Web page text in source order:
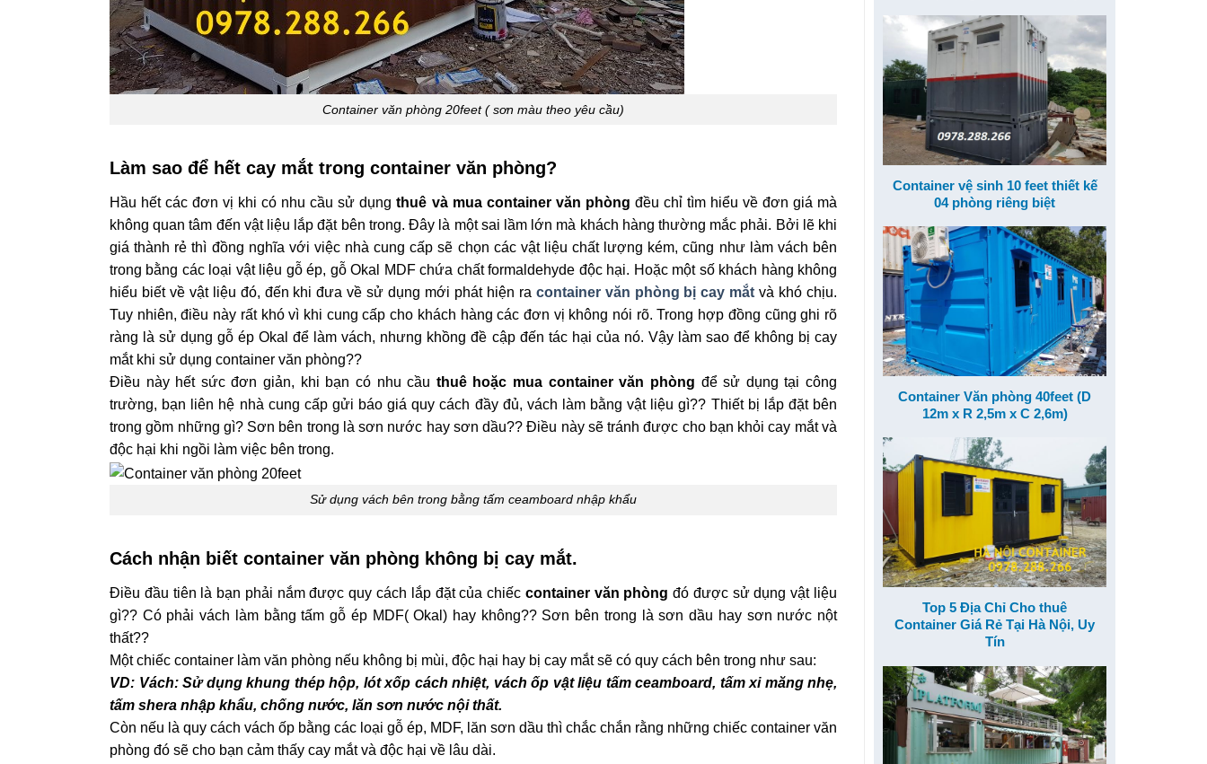
Container văn phòng 20feet ( sơn màu theo yêu cầu)
Làm sao để hết cay mắt trong container văn phòng?
Hầu hết các đơn vị khi có nhu cầu sử dụngthuê và mua container văn phòng đều chỉ tìm hiểu về đơn giá mà
không quan tâm đến vật liệu lắp đặt bên trong. Đây là một sai lầm lớn mà khách hàng thường mắc phải. Bởi lẽ khi
giá thành rẻ thì đồng nghĩa với việc nhà cung cấp sẽ chọn các vật liệu chất lượng kém, cũng như làm vách bên
trong bằng các loại vật liệu gỗ ép, gỗ Okal MDF chứa chất formaldehyde độc hại. Hoặc một số khách hàng không
hiểu biết về vật liệu đó, đến khi đưa về sử dụng mới phát hiện ra container văn phòng bị cay mắt và khó chịu.
Tuy nhiên, điều này rất khó vì khi cung cấp cho khách hàng các đơn vị không nói rõ. Trong hợp đồng cũng ghi rõ
ràng là sử dụng gỗ ép Okal để làm vách, nhưng khồng đề cập đến tác hại của nó. Vậy làm sao để không bị cay
mắt khi sử dụng container văn phòng??
Điều này hết sức đơn giản, khi bạn có nhu cầu thuê hoặc mua container văn phòng để sử dụng tại công
trường, bạn liên hệ nhà cung cấp gửi báo giá quy cách đầy đủ, vách làm bằng vật liệu gì?? Thiết bị lắp đặt bên
trong gồm những gì? Sơn bên trong là sơn nước hay sơn dầu?? Điều này sẽ tránh được cho bạn khỏi cay mắt và
độc hại khi ngồi làm việc bên trong.
Sử dụng vách bên trong bằng tấm ceamboard nhập khẩu
Cách nhận biết container văn phòng không bị cay mắt.
Điều đầu tiên là bạn phải nắm được quy cách lắp đặt của chiếc container văn phòng đó được sử dụng vật liệu
gì?? Có phải vách làm bằng tấm gỗ ép MDF( Okal) hay không?? Sơn bên trong là sơn dầu hay sơn nước nột
thất??
Một chiếc container làm văn phòng nếu không bị mùi, độc hại hay bị cay mắt sẽ có quy cách bên trong như sau:
VD: Vách: Sử dụng khung thép hộp, lót xốp cách nhiệt, vách ốp vật liệu tấm ceamboard, tấm xi măng nhẹ,
tấm shera nhập khẩu, chống nước, lăn sơn nước nội thất.
Còn nếu là quy cách vách ốp bằng các loại gỗ ép, MDF, lăn sơn dầu thì chắc chắn rằng những chiếc container văn
phòng đó sẽ cho bạn cảm thấy cay mắt và độc hại về lâu dài.
Container vệ sinh 10 feet thiết kế
04 phòng riêng biệt
Container Văn phòng 40feet (D
12m x R 2,5m x C 2,6m)
Top 5 Địa Chỉ Cho thuê
Container Giá Rẻ Tại Hà Nội, Uy
Tín